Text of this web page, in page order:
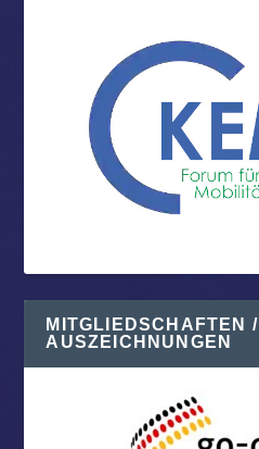
MITGLIEDSCHAFTEN /
AUSZEICHNUNGEN